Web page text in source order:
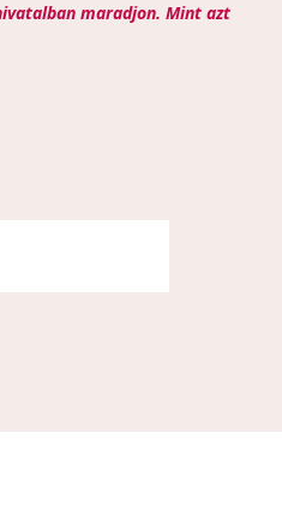
maradjon. Mint azt